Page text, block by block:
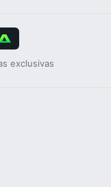
exclusivas